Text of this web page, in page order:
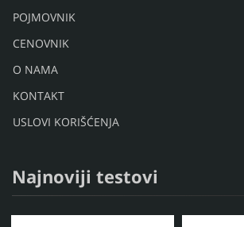
POJMOVNIK
CENOVNIK
O NAMA
KONTAKT
USLOVI KORIŠĆENJA
Najnoviji testovi